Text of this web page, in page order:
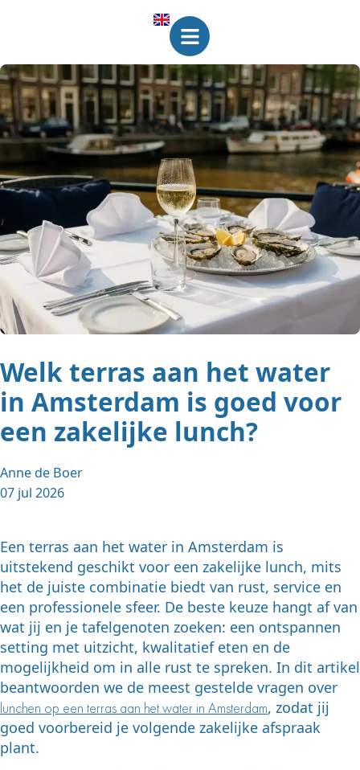
Welk terras aan het water
in Amsterdam is goed voor
een zakelijke lunch?
Anne de Boer
07 jul 2026
Een terras aan het water in Amsterdam is
uitstekend geschikt voor een zakelijke lunch, mits
het de juiste combinatie biedt van rust, service en
een professionele sfeer. De beste keuze hangt af van
wat jij en je tafelgenoten zoeken: een ontspannen
setting met uitzicht, kwalitatief eten en de
mogelijkheid om in alle rust te spreken. In dit artikel
beantwoorden we de meest gestelde vragen over
lunchen op een terras aan het water in Amsterdam, zodat jij
goed voorbereid je volgende zakelijke afspraak
plant.